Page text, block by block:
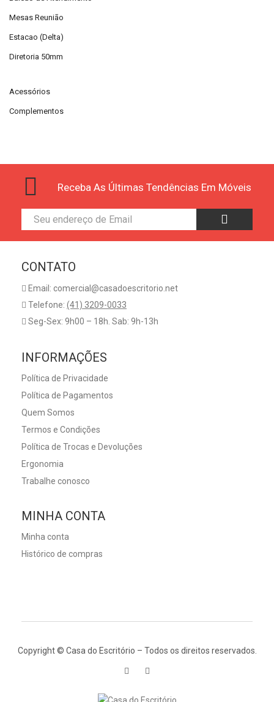
Mesas Reunião
Estacao (Delta)
Diretoria 50mm
Acessórios
Complementos
Receba As Últimas Tendências Em Móveis
CONTATO
Email: comercial@casadoescritorio.net
Telefone: (41) 3209-0033
Seg-Sex: 9h00 – 18h. Sab: 9h-13h
INFORMAÇÕES
Política de Privacidade
Política de Pagamentos
Quem Somos
Termos e Condições
Política de Trocas e Devoluções
Ergonomia
Trabalhe conosco
MINHA CONTA
Minha conta
Histórico de compras
Copyright © Casa do Escritório – Todos os direitos reservados.